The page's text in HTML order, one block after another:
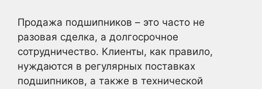
Продажа подшипников – это часто не
разовая сделка, а долгосрочное
сотрудничество. Клиенты, как правило,
нуждаются в регулярных поставках
подшипников, а также в технической